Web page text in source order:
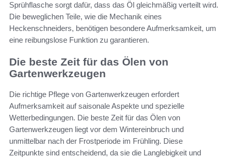
Sprühflasche sorgt dafür, dass das Öl gleichmäßig verteilt wird.
Die beweglichen Teile, wie die Mechanik eines
Heckenschneiders, benötigen besondere Aufmerksamkeit, um
eine reibungslose Funktion zu garantieren.
Die beste Zeit für das Ölen von
Gartenwerkzeugen
Die richtige Pflege von Gartenwerkzeugen erfordert
Aufmerksamkeit auf saisonale Aspekte und spezielle
Wetterbedingungen. Die beste Zeit für das Ölen von
Gartenwerkzeugen liegt vor dem Wintereinbruch und
unmittelbar nach der Frostperiode im Frühling. Diese
Zeitpunkte sind entscheidend, da sie die Langlebigkeit und